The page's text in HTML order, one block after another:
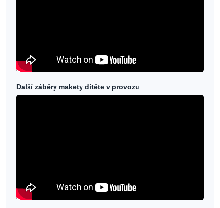
Další záběry makety dítěte v provozu